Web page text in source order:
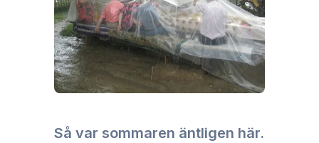
Så var sommaren äntligen här.